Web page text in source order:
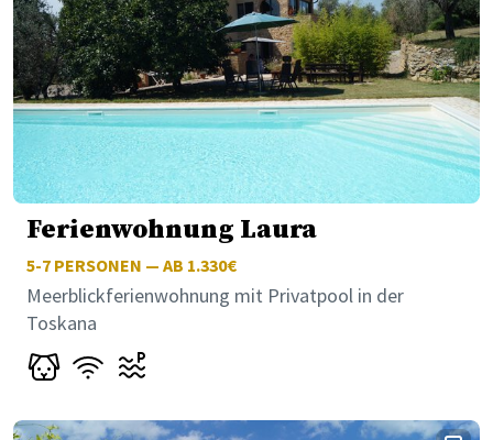
Ferienwohnung Laura
5-7 PERSONEN — AB 1.330€
Meerblickferienwohnung mit Privatpool in der
Toskana